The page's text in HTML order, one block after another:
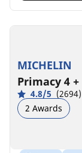
MICHELIN
Primacy 4 +
4.8/5 (2694)
2 Awards